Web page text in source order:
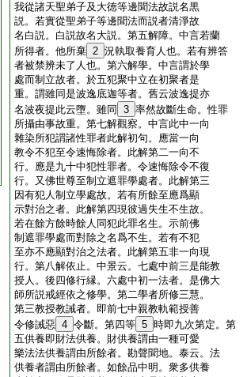
我從諸天聖弟子及大徳等邊聞法故説名黒
説。若實從聖弟子等邊聞法而説者清淨故
名白説。白説故名大説。第五解障。中言若蘭
所得者。他所棄 2 況執取養育人也。若有辨答
者被禁辨未了人也。第六解學。中言謂於學
處而制立故者。於五犯聚中立在初聚者是
重。謂雖同是波逸底迦等者。舊云波逸提亦
名波夜提此云墮。雖同
3 率然故斷生命。性罪
所攝由事故重。第七解觀察。中言此中一向
雜染所犯謂諸性罪者此解初句。應當一向
教令不犯至令速悔除者。此解第二一向不
行。應是九十中犯性罪者。令速悔除令不復
行。又佛世尊至制立遮罪學處者。此解第三
因有犯人制立學處故。若有所餘至應爲顯
示對治之者。此解第四現彼過失生不生故。
若在餘方餘時餘人同犯此罪名生。示前佛
制遮罪學處而對除之名爲不生。若有不犯
至亦不應顯對治之法者。此解第五非一向現
行。第八解依止。中景云。七處中前三是能教
授人。後四修行縁。六處中初一法者。是佛大
師所説戒經依之修學。第二學者所修三慧。
第三教授教誡者。即前七中親教軌範授善
令修誡惡 4 令斷。第四等 5 時即九次第定。第
五供養即財法供養。財供養謂由一種可愛
樂法法供養謂由所餘者。勘聲聞地。泰云。法
供養者謂由所餘者。如餘品中明。衆多供養